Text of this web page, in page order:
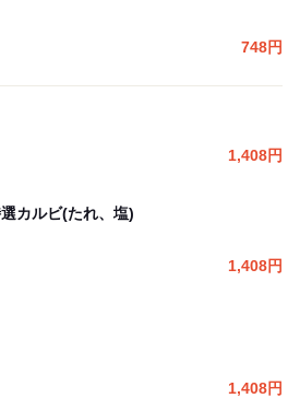
748円
1,408円
カルビ(たれ、塩)
1,408円
1,408円